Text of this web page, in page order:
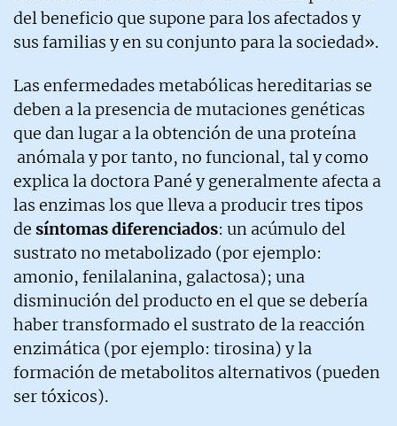
del beneficio que supone para los afectados y
sus familias y en su conjunto para la sociedad».
Las enfermedades metabólicas hereditarias se
deben a la presencia de mutaciones genéticas
que dan lugar a la obtención de una proteína
anómala y por tanto, no funcional, tal y como
explica la doctora Pané y generalmente afecta a
las enzimas los que lleva a producir tres tipos
de síntomas diferenciados: un acúmulo del
sustrato no metabolizado (por ejemplo:
amonio, fenilalanina, galactosa); una
disminución del producto en el que se debería
haber transformado el sustrato de la reacción
enzimática (por ejemplo: tirosina) y la
formación de metabolitos alternativos (pueden
ser tóxicos).